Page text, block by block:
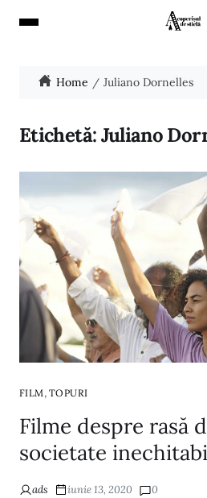
Home Juliano Dornelles
Etichetă:Juliano
FILM, TOPURI
Filme despre rasă
societate
ads iunie 13, 2020 0